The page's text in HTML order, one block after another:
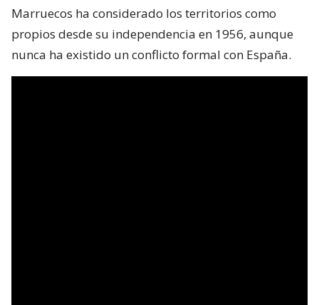
Marruecos ha considerado los territorios como
propios desde su independencia en 1956, aunque
nunca ha existido un conflicto formal con España.